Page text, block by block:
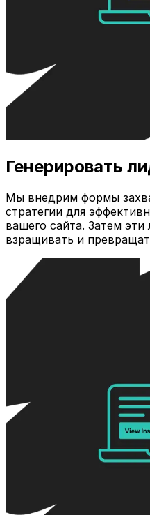
Генерировать
Мы внедрим формы
стратегии для
вашего сайта. Затем
взращивать и